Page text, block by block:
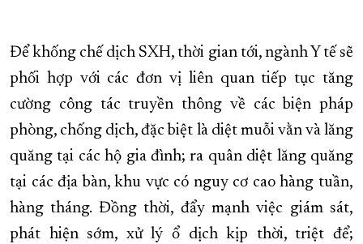
Để khống chế dịch SXH, thời gian tới, ngành Y tế sẽ
phối hợp với các đơn vị liên quan tiếp tục tăng
cường công tác truyền thông về các biện pháp
phòng, chống dịch, đặc biệt là diệt muỗi vằn và lăng
quăng tại các hộ gia đình; ra quân diệt lăng quăng
tại các địa bàn, khu vực có nguy cơ cao hàng tuần,
hàng tháng. Đồng thời, đẩy mạnh việc giám sát,
phát hiện sớm, xử lý ổ dịch kịp thời, triệt để;